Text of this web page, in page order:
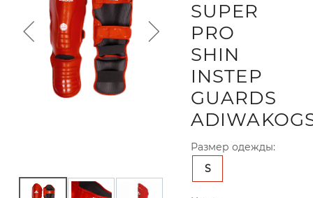
SUPER
PRO
SHIN
INSTEP
GUARDS
Размер одежды:
S